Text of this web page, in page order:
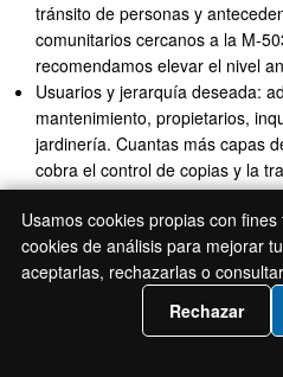
tránsito de personas y
comunitarios cercanos a la M-
recomendamos elevar el nivel
Usuarios y jerarquía deseada:
mantenimiento, propietarios,
jardinería. Cuantas más capas
cobra el control de copias y la
Compatibilidad de marcas:
acorazadas Dierre o Fichet que
portales con escudos antitaladro
cilindros con rotor compatible.
Al finalizar, entregamos un
📲
Usamos cookies propias con
cookies de análisis para mejorar
aceptarlas, rechazarlas o
Rechazar